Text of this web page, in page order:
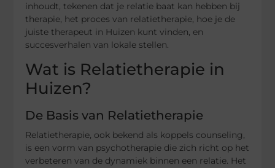
inhoudt, tekenen dat je relatie baat kan hebben bij
therapie, het proces van relatietherapie, hoe je de
juiste therapeut in Huizen kunt vinden, en
succesverhalen van lokale stellen.
Wat is Relatietherapie in
Huizen?
De Basis van Relatietherapie
Relatietherapie, ook bekend als koppels counseling,
is een vorm van psychotherapie die zich richt op het
verbeteren van de dynamiek binnen een relatie. Het